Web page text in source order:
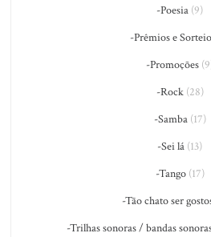
-Poesia (9)
-Prêmios e
-Promoções
-Rock(28)
-Samba(17)
-Sei lá (13)
-Tango(17)
-Tão chato ser
-Trilhas sonoras / bandas